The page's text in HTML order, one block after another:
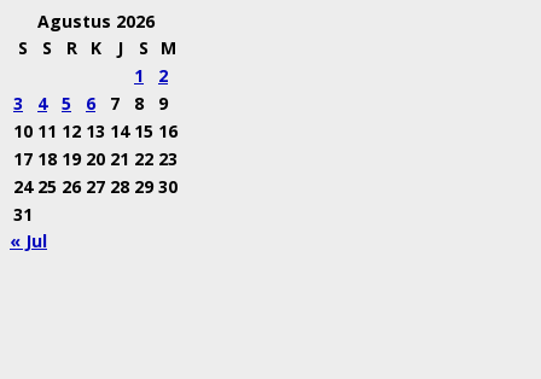
Agustus 2026
S
S R K J S
M
1
2
3
4 5 6 7 8
9
10 11 12 13 14 15 16
17 18 19 20 21 22 23
24 25 26 27 28 29 30
31
« Jul